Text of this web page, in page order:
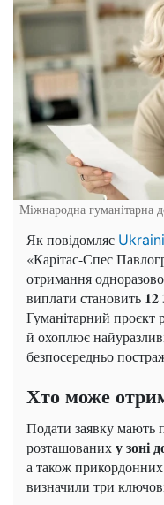
Міжнародна гуманітарна
Як повідомляє
«Карітас-Спес
отримання
виплати становить 12
Гуманітарний проєкт
й охоплює
безпосередньо
Хто може
Подати заявку мають
розташованиху зоні
а також прикордонних
визначили три